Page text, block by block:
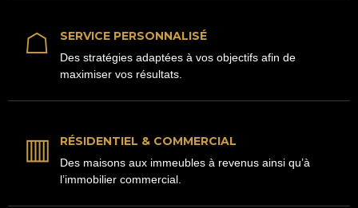
☖ SERVICE PERSONNALISÉ
Des stratégies adaptées à vos objectifs afin de
maximiser vos résultats.
▥ RÉSIDENTIEL & COMMERCIAL
Des maisons aux immeubles à revenus ainsi qu’à
l’immobilier commercial.